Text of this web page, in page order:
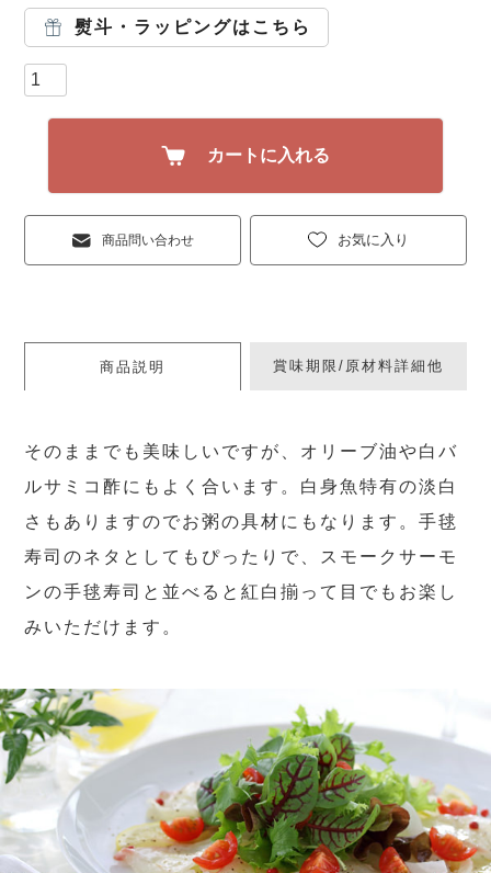
熨斗・ラッピングはこちら
お気に入り
カートに入れる
商品問い合わせ
商品説明 賞味期限/原材料詳細他
そのままでも美味しいですが、オリーブ油や白バ
ルサミコ酢にもよく合います。白身魚特有の淡白
さもありますのでお粥の具材にもなります。手毬
寿司のネタとしてもぴったりで、スモークサーモ
ンの手毬寿司と並べると紅白揃って目でもお楽し
みいただけます。